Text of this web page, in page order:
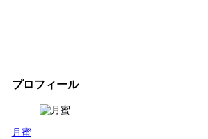
プロフィール
月蜜